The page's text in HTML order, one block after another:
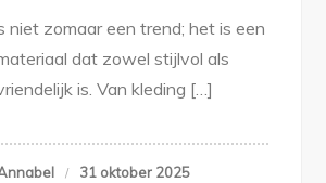
niet zomaar een trend; het is een
dat zowel stijlvol als
is. Van kleding […]
31 oktober 2025